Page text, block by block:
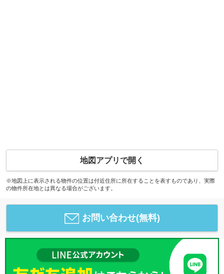
地図アプリで開く
※地図上に表示される物件の位置は付近住所に所在することを表すものであり、実際
の物件所在地とは異なる場合がございます。
お問い合わせ(無料)